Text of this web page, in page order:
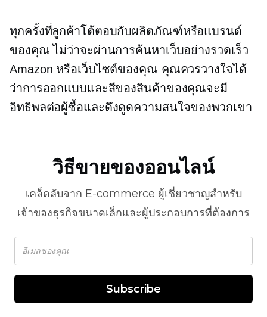
ทุกครั้งที่ลูกค้าโต้ตอบกับผลิตภัณฑ์หรือแบรนด์
ของคุณ ไม่ว่าจะผ่านการค้นหาเว็บอย่างรวดเร็ว
Amazon หรือเว็บไซต์ของคุณ คุณควรวางใจได้
ว่าการออกแบบและสีของสินค้าของคุณจะมี
อิทธิพลต่อผู้ซื้อและดึงดูดความสนใจของพวกเขา
วิธีขายของออนไลน์
เคล็ดลับจาก E-commerce ผู้เชี่ยวชาญสำหรับ
เจ้าของธุรกิจขนาดเล็กและผู้ประกอบการที่ต้องการ
Subscribe